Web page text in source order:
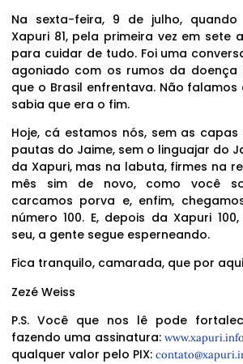
Na sexta-feira, 9 de julho,
Xapuri 81, pela primeira vez em sete
para cuidar de tudo. Foi uma
agoniado com os rumos da
que o Brasil enfrentava. Não falamos
sabia que era o fim.
Hoje, cá estamos nós, sem as
pautas do Jaime, sem o linguajar do
da Xapuri, mas na labuta, firmes na
mês sim de novo, como você
carcamos porva e, enfim,
número 100. E, depois da Xapuri
seu, a gente segue esperneando.
Fica tranquilo, camarada, que por
Zezé Weiss
P.S. Você que nos lê pode
fazendo uma assinatura:
qualquer valor pelo PIX: